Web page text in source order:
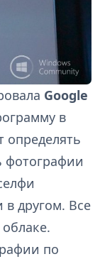
Google
в
определять
фотографии
в другом. Все
по